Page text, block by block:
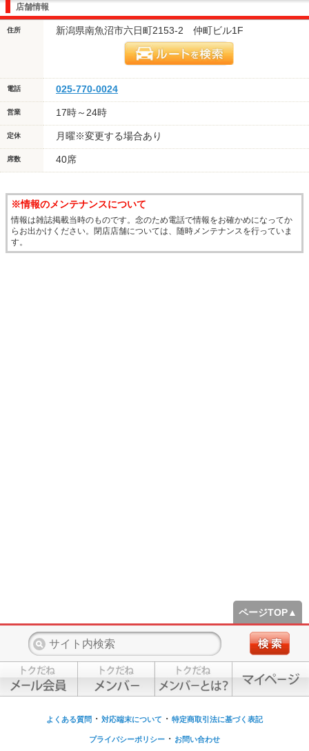
店舗情報
住所 新潟県南魚沼市六日町2153-2 仲町ビル1F
電話 025-770-0024
営業 17時～24時
定休 月曜※変更する場合あり
席数 40席
※情報のメンテナンスについて
情報は雑誌掲載当時のものです。念のため電話で情報をお確かめになってか
らお出かけください。閉店店舗については、随時メンテナンスを行っていま
す。
ページTOP▲
よくある質問 ・ 対応端末について ・ 特定商取引法に基づく表記
プライバシーポリシー ・ お問い合わせ